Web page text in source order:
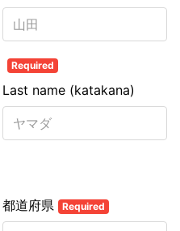
Required
Last name (katakana)
都道府県 Required